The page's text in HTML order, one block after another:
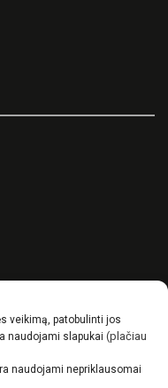
veikimą, patobulinti jos
naudojami slapukai (plačiau
naudojami nepriklausomai